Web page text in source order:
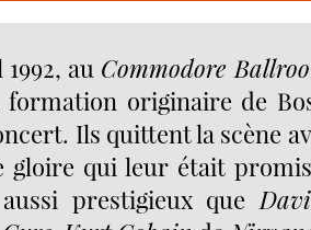
au Commodore
formation originaire de
Ils quittent la scène
gloire qui leur était
aussi prestigieux que